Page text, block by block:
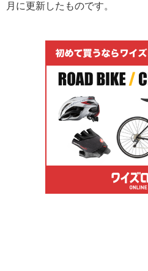
月に更新したものです。